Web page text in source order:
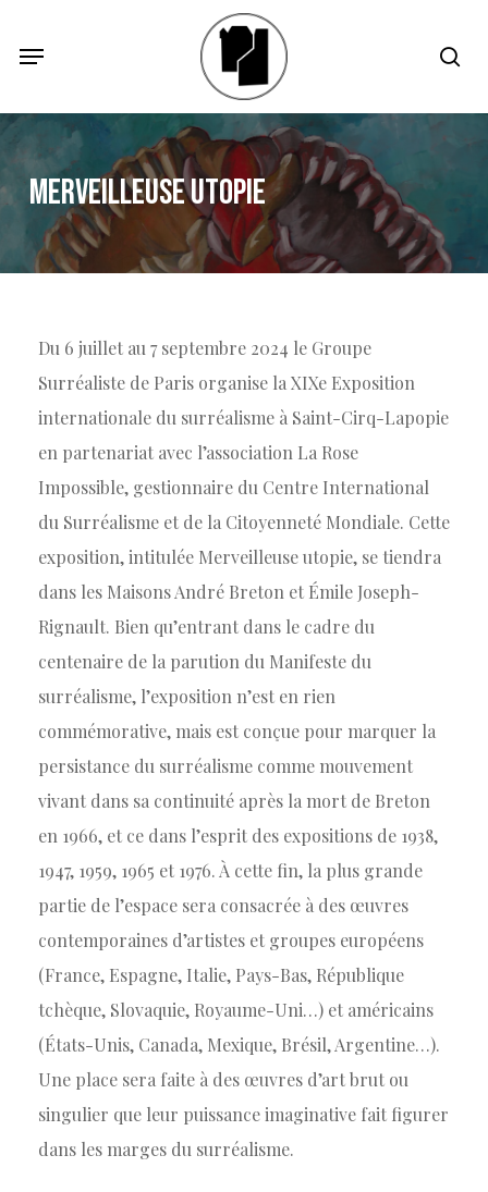
content
Menu
MERVEILLEUSE UTOPIE
Du 6 juillet au 7 septembre 2024 le Groupe
Surréaliste de Paris organise la XIXe Exposition
internationale du surréalisme à Saint-Cirq-Lapopie
en partenariat avec l’association La Rose
Impossible, gestionnaire du Centre International
du Surréalisme et de la Citoyenneté Mondiale. Cette
exposition, intitulée Merveilleuse utopie, se tiendra
dans les Maisons André Breton et Émile Joseph-
Rignault. Bien qu’entrant dans le cadre du
centenaire de la parution du Manifeste du
surréalisme, l’exposition n’est en rien
commémorative, mais est conçue pour marquer la
persistance du surréalisme comme mouvement
vivant dans sa continuité après la mort de Breton
en 1966, et ce dans l’esprit des expositions de 1938,
1947, 1959, 1965 et 1976. À cette fin, la plus grande
partie de l’espace sera consacrée à des œuvres
contemporaines d’artistes et groupes européens
(France, Espagne, Italie, Pays-Bas, République
tchèque, Slovaquie, Royaume-Uni…) et américains
(États-Unis, Canada, Mexique, Brésil, Argentine…).
Une place sera faite à des œuvres d’art brut ou
singulier que leur puissance imaginative fait figurer
dans les marges du surréalisme.
Menu